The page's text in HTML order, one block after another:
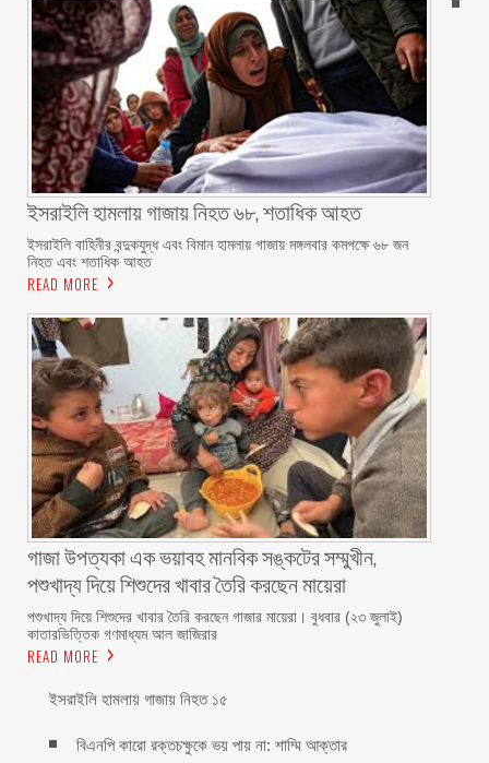
ইসরাইলি হামলায় গাজায় নিহত ৬৮, শতাধিক আহত
ইসরাইলি বাহিনীর বন্দুকযুদ্ধ এবং বিমান হামলায় গাজায় মঙ্গলবার কমপক্ষে ৬৮ জন
নিহত এবং শতাধিক আহত
READ MORE
গাজা উপত্যকা এক ভয়াবহ মানবিক সঙ্কটের সম্মুখীন,
পশুখাদ্য দিয়ে শিশুদের খাবার তৈরি করছেন মায়েরা
পশুখাদ্য দিয়ে শিশুদের খাবার তৈরি করছেন গাজার মায়েরা। বুধবার (২৩ জুলাই)
কাতারভিত্তিক গণমাধ্যম আল জাজিরার
READ MORE
ইসরাইলি হামলায় গাজায় নিহত ১৫
বিএনপি কারো রক্তচক্ষুকে ভয় পায় না: শাম্মি আক্তার